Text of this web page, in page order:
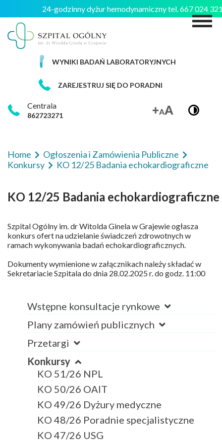
24-godzinny dyżur hemodynamiczny tel. 667 024
WYNIKI BADAŃ LABORATORYJNYCH
ZAREJESTRUJ SIĘ DO PORADNI
Centrala
862723271
Home
Ogłoszenia i Zamówienia Publiczne
Konkursy
KO 12/25 Badania echokardiograficzne
Wstępne konsultacje rynkowe
Plany zamówień publicznych
Przetargi
Konkursy
KO 51/26 NPL
KO 50/26 OAIT
KO 49/26 Dyżury medyczne
KO 48/26 Poradnie specjalistyczne
KO 47/26 USG
KO 12/25 Badania echokardiograficzne
Szpital Ogólny im. dr Witolda Ginela w Grajewie ogłasza
konkurs ofert na udzielanie świadczeń zdrowotnych w
ramach wykonywania badań echokardiograficznych.
Dokumenty wymienione w załącznikach należy składać w
Sekretariacie Szpitala do dnia 28.02.2025 r. do godz. 11:00